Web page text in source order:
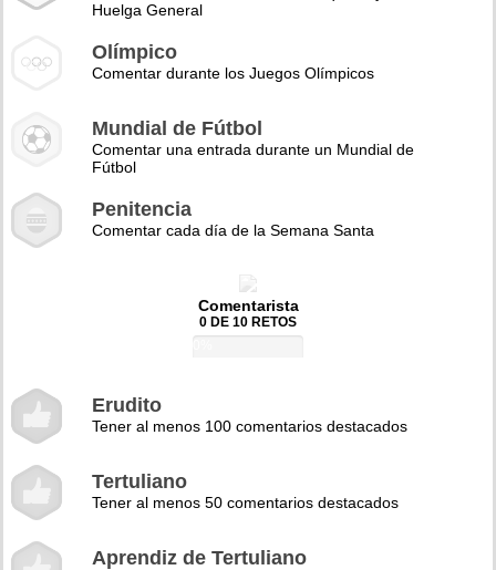
Huelga General
Olímpico
Comentar durante los Juegos Olímpicos
Mundial de Fútbol
Comentar una entrada durante un Mundial de
Fútbol
Penitencia
Comentar cada día de la Semana Santa
Comentarista
0 DE 10 RETOS
Erudito
Tener al menos 100 comentarios destacados
Tertuliano
Tener al menos 50 comentarios destacados
Aprendiz de Tertuliano